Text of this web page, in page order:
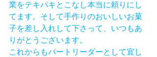
業をテキパキとこなし本当に頼りにし
てます。そして手作りのおいしいお菓
子を差し入れして下さって、いつもあ
りがとうございます。
これからもパートリーダーとして宜し